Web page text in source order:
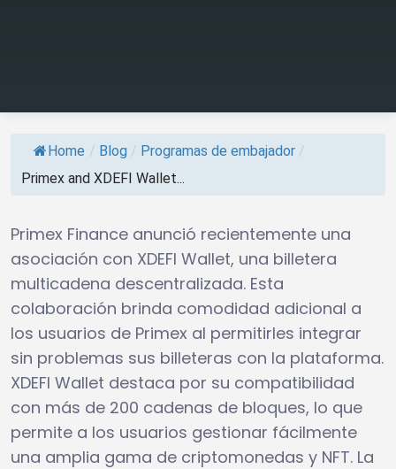
Home / Blog / Programas de embajador /
Primex and XDEFI Wallet...
Primex Finance anunció recientemente una
asociación con XDEFI Wallet, una billetera
multicadena descentralizada. Esta
colaboración brinda comodidad adicional a
los usuarios de Primex al permitirles integrar
sin problemas sus billeteras con la plataforma.
XDEFI Wallet destaca por su compatibilidad
con más de 200 cadenas de bloques, lo que
permite a los usuarios gestionar fácilmente
una amplia gama de criptomonedas y NFT. La